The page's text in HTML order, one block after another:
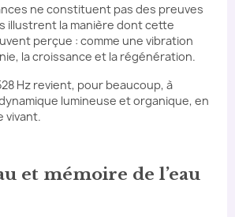
ne constituent pas des preuves
illustrent la manière dont cette
perçue : comme une vibration
la croissance et la régénération.
Hz revient, pour beaucoup, à
lumineuse et organique, en
vivant.
et mémoire de l’eau